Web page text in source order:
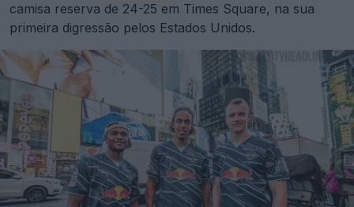
camisa reserva de 24-25 em Times Square, na sua
primeira digressão pelos Estados Unidos.